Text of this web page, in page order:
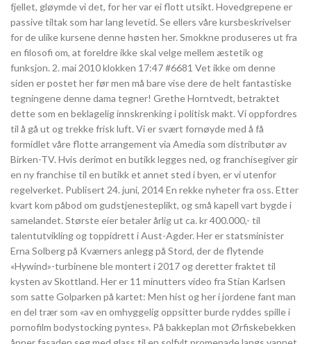
fjellet, gløymde vi det, for her var ei flott utsikt. Hovedgrepene er
passive tiltak som har lang levetid. Se ellers våre kursbeskrivelser
for de ulike kursene denne høsten her. Smokkne produseres ut fra
en filosofi om, at foreldre ikke skal velge mellem æstetik og
funksjon. 2. mai 2010 klokken 17:47 #6681 Vet ikke om denne
siden er postet her før men må bare vise dere de helt fantastiske
tegningene denne dama tegner! Grethe Horntvedt, betraktet
dette som en beklagelig innskrenking i politisk makt. Vi oppfordres
til å gå ut og trekke frisk luft. Vi er svært fornøyde med å få
formidlet våre flotte arrangement via Amedia som distributør av
Birken-TV. Hvis derimot en butikk legges ned, og franchisegiver gir
en ny franchise til en butikk et annet sted i byen, er vi utenfor
regelverket. Publisert 24. juni, 2014 En rekke nyheter fra oss. Etter
kvart kom påbod om gudstjenesteplikt, og små kapell vart bygde i
samelandet. Største eier betaler årlig ut ca. kr 400.000,- til
talentutvikling og toppidrett i Aust-Agder. Her er statsminister
Erna Solberg på Kværners anlegg på Stord, der de flytende
«Hywind»-turbinene ble montert i 2017 og deretter fraktet til
kysten av Skottland. Her er 11 minutters video fra Stian Karlsen
som satte Golparken på kartet: Men hist og her i jordene fant man
en del trær som «av en omhyggelig oppsitter burde ryddes spille i
pornofilm bodystocking pyntes». På bakkeplan mot Ørfiskebekken